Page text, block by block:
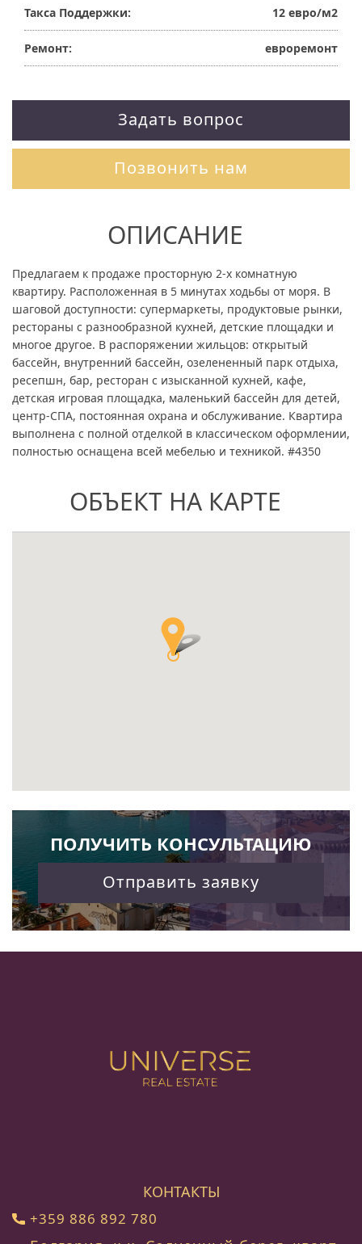
Такса Поддержки: 12 евро/м2
Ремонт: евроремонт
Задать вопрос
Позвонить нам
ОПИСАНИЕ
Предлагаем к продаже просторную 2-х комнатную
квартиру. Расположенная в 5 минутах ходьбы от моря. В
шаговой доступности: супермаркеты, продуктовые рынки,
рестораны с разнообразной кухней, детские площадки и
многое другое. В распоряжении жильцов: открытый
бассейн, внутренний бассейн, озелененный парк отдыха,
ресепшн, бар, ресторан с изысканной кухней, кафе,
детская игровая площадка, маленький бассейн для детей,
центр-СПА, постоянная охрана и обслуживание. Квартира
выполнена с полной отделкой в классическом оформлении,
полностью оснащена всей мебелью и техникой. #4350
ОБЪЕКТ НА КАРТЕ
ПОЛУЧИТЬ КОНСУЛЬТАЦИЮ
Отправить заявку
КОНТАКТЫ
+359 886 892 780